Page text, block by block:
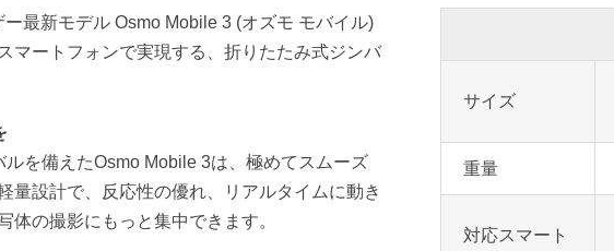
最新モデル Osmo Mobile 3 (オズモ モバイル)
マートフォンで実現する、折りたたみ式ジンバ
を備えたOsmo Mobile 3は、極めてスムーズ
量設計で、反応性の優れ、リアルタイムに動き
体の撮影にもっと集中できます。
サイズ
重量
対応スマート